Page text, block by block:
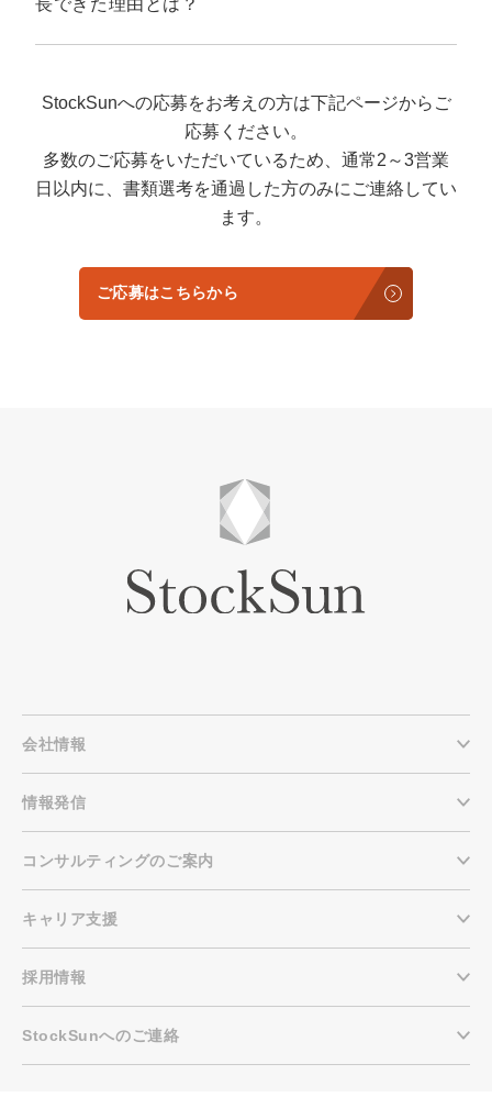
長できた理由とは？
StockSunへの応募をお考えの方は下記ページからご
応募ください。
多数のご応募をいただいているため、通常2～3営業
日以内に、書類選考を通過した方のみにご連絡してい
ます。
ご応募はこちらから
会社情報
情報発信
コンサルティングのご案内
キャリア支援
採用情報
StockSunへのご連絡